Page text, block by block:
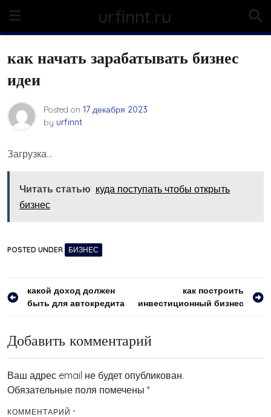
content
urfinnt.ru
как начать зарабатывать бизнес
идеи
Posted on 17 декабря 2023
by urfinnt
Загрузка…
Читать статью куда поступать чтобы открыть
бизнес
POSTED UNDER БИЗНЕС
Навигация
какой доход должен
быть для автокредита
как построить
инвестиционный бизнес
Добавить комментарий
Ваш адрес email не будет опубликован.
Обязательные поля помечены *
КОММЕНТАРИЙ *